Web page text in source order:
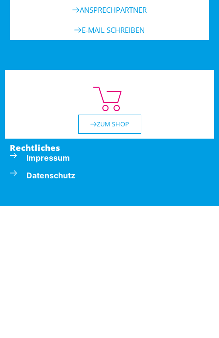
ANSPRECHPARTNER
E-MAIL SCHREIBEN
ZUM SHOP
Rechtliches
Impressum
Datenschutz